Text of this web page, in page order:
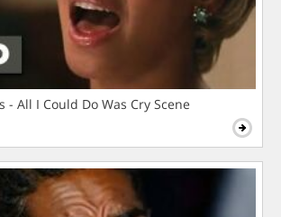
- All I Could Do Was Cry Scene